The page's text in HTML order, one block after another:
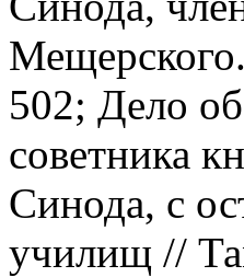
502; Дело об
советника
Синода, с
училищ //